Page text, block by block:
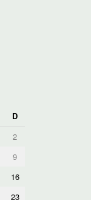
D
2
9
16
23